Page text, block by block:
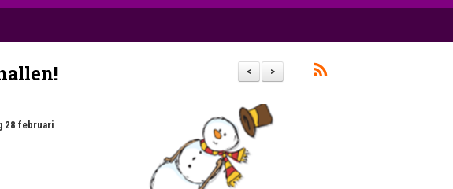
>
<
28 februari